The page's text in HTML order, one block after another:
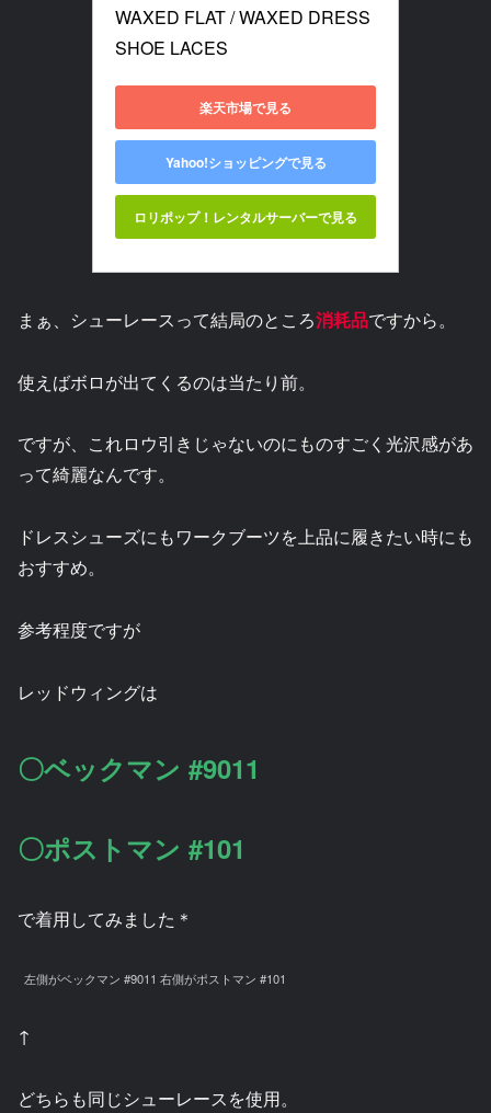
WAXED FLAT / WAXED DRESS
SHOE LACES
楽天市場で見る
Yahoo!ショッピングで見る
ロリポップ！レンタルサーバーで見る
まぁ、シューレースって結局のところ消耗品ですから。
使えばボロが出てくるのは当たり前。
ですが、これロウ引きじゃないのにものすごく光沢感があ
って綺麗なんです。
ドレスシューズにもワークブーツを上品に履きたい時にも
おすすめ。
参考程度ですが
レッドウィングは
〇ベックマン #9011
〇ポストマン #101
で着用してみました＊
左側がベックマン #9011 右側がポストマン #101
↑
どちらも同じシューレースを使用。